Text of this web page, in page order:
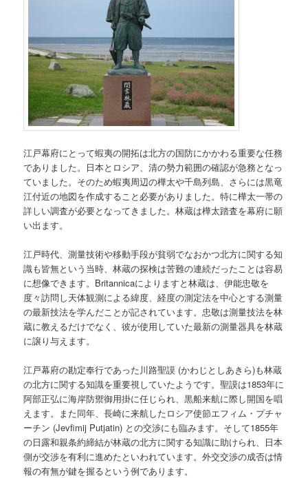
江戸幕府にとって蝦夷の開拓は北方の国防にかかわる重要な任務
でありました。日本とロシア、清の勢力範囲の確認が急務となっ
ていました。そのため蝦夷周辺の樺太や千島列島、さらには黒竜
江付近の地図を作成すること必要がありました。特に樺太一帯の
詳しい調査が必要となってきました。林蔵は樺太踏査を幕府に願
い出ます。
江戸時代、測量技術や移動手段が貧弱でなおかつ北方に関する知
識も皆無という当時、林蔵の探検は苦難の連続だったことは容易
に想像できます。Britannicaによりますと林蔵は、伊能忠敬を
度々訪問し天体観測による緯度、経度の測定法を中心とする測量
の最新技法を学んだことが記されています。忠敬は測量技法を林
蔵に教えるだけでなく、彼が使用していた最新の測量器具を林蔵
に譲り与えます。
江戸幕府の勘定奉行であった川路聖謨 (かわじとしあきら)も林蔵
の北方に関する知識を重要視していたようです。聖謨は1853年に
阿部正弘に海岸防禦御用掛に任じられ、黒船来航に際し開国を唱
えます。また同年、長崎に来航したロシア使節エフィム・プチャ
ーチン (Jevfimij Putjatin) との交渉にも臨みます。そして1855年
の日露和親条約締結が林蔵の北方に関する知識に助けられ、日本
側が交渉を有利に進めたといわれています。外交交渉の成否は情
報の有無が鍵を握るという例であります。